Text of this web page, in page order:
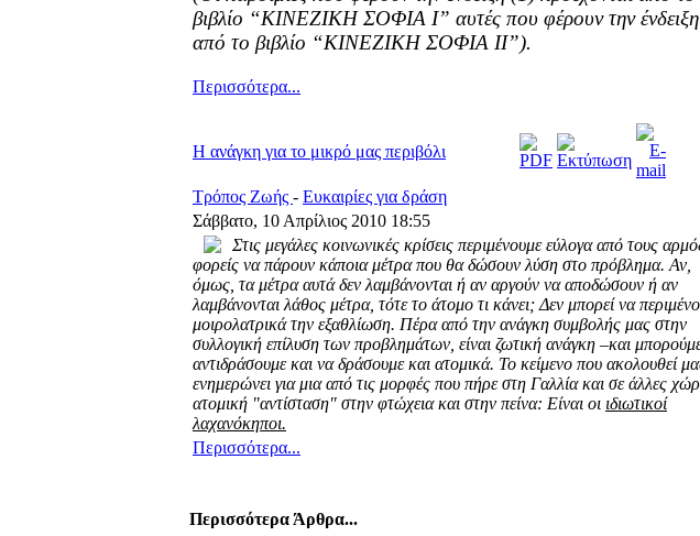
βιβλίο “ΚΙΝΕΖΙΚΗ ΣΟΦΙΑ Ι” αυτές που φέρουν την
από το βιβλίο “ΚΙΝΕΖΙΚΗ ΣΟΦΙΑ ΙΙ”).
Περισσότερα...
Η ανάγκη για το μικρό μας περιβόλι
Τρόπος Ζωής - Ευκαιρίες για δράση
Σάββατο, 10 Απρίλιος 2010 18:55
Στις μεγάλες κοινωνικές κρίσεις περιμένουμε εύλογα από τους
φορείς να πάρουν κάποια μέτρα που θα δώσουν λύση στο πρόβλημα. Αν,
όμως, τα μέτρα αυτά δεν λαμβάνονται ή αν αργούν να αποδώσουν ή αν
λαμβάνονται λάθος μέτρα, τότε το άτομο τι κάνει; Δεν μπορεί να
μοιρολατρικά την εξαθλίωση. Πέρα από την ανάγκη συμβολής μας στην
συλλογική επίλυση των προβλημάτων, είναι ζωτική ανάγκη –και
αντιδράσουμε και να δράσουμε και ατομικά. Το κείμενο που ακολουθεί
ενημερώνει για μια από τις μορφές που πήρε στη Γαλλία και σε άλλες
ατομική "αντίσταση" στην φτώχεια και στην πείνα: Είναι οι ιδιωτικοί
λαχανόκηποι.
Περισσότερα...
Περισσότερα Άρθρα...